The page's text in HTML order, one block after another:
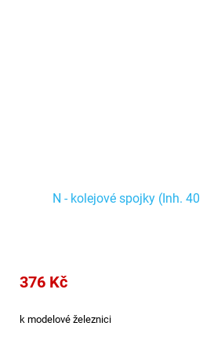
N - kolejové spojky (Inh.
376 Kč
k modelové železnici